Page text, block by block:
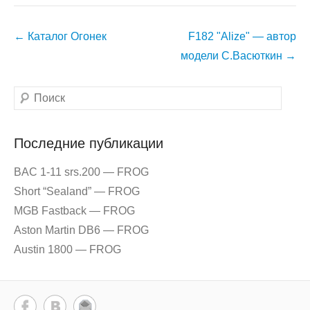
Навигация
← Каталог Огонек
F182 "Alize" — автор
модели С.Васюткин →
Поиск
Последние публикации
BAC 1-11 srs.200 — FROG
Short “Sealand” — FROG
MGB Fastback — FROG
Aston Martin DB6 — FROG
Austin 1800 — FROG